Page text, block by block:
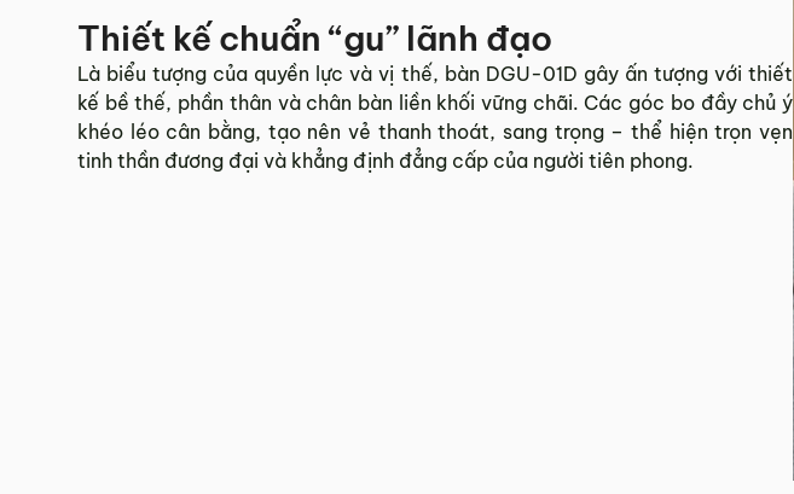
Thiết kế chuẩn “gu” lãnh đạo
Là biểu tượng của quyền lực và vị thế, bàn DGU-01D gây ấn tượng với thiết
kế bề thế, phần thân và chân bàn liền khối vững chãi. Các góc bo đầy chủ ý
khéo léo cân bằng, tạo nên vẻ thanh thoát, sang trọng – thể hiện trọn vẹn
tinh thần đương đại và khẳng định đẳng cấp của người tiên phong.